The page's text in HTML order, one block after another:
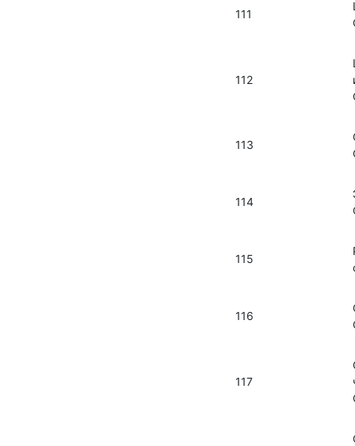
111
112
113
114
115
116
117